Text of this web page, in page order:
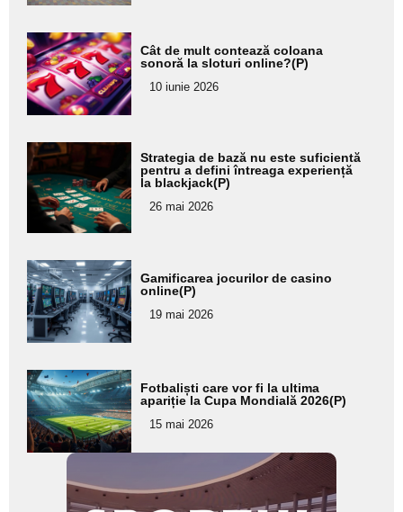
Adaugă
aici textul
pentru
subtitlu
Cât de mult contează coloana
sonoră la sloturi online?(P)
10 iunie 2026
Adaugă
aici textul
pentru
subtitlu
Strategia de bază nu este suficientă
pentru a defini întreaga experiență
la blackjack(P)
26 mai 2026
Adaugă
aici textul
pentru
subtitlu
Gamificarea jocurilor de casino
online(P)
19 mai 2026
Adaugă
aici textul
pentru
subtitlu
Fotbaliști care vor fi la ultima
apariție la Cupa Mondială 2026(P)
15 mai 2026